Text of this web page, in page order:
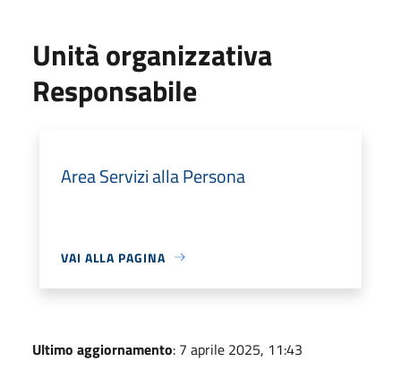
Unità organizzativa
Responsabile
Area Servizi alla Persona
VAI ALLA PAGINA
Ultimo aggiornamento: 7 aprile 2025, 11:43